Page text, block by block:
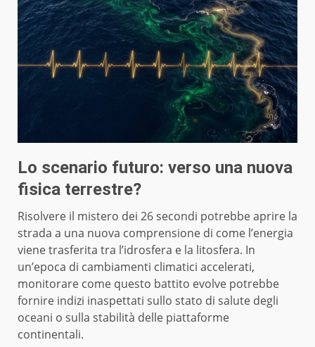
Lo scenario futuro: verso una nuova
fisica terrestre?
Risolvere il mistero dei 26 secondi potrebbe aprire la
strada a una nuova comprensione di come l’energia
viene trasferita tra l’idrosfera e la litosfera. In
un’epoca di cambiamenti climatici accelerati,
monitorare come questo battito evolve potrebbe
fornire indizi inaspettati sullo stato di salute degli
oceani o sulla stabilità delle piattaforme
continentali.